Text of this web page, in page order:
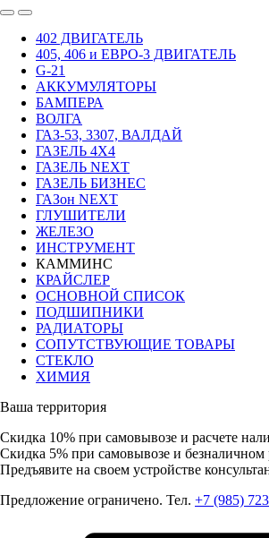
402 ДВИГАТЕЛЬ
405, 406 и ЕВРО-3 ДВИГАТЕЛЬ
G-21
АККУМУЛЯТОРЫ
БАМПЕРА
ВОЛГА
ГАЗ-53, 3307, ВАЛДАЙ
ГАЗЕЛЬ 4Х4
ГАЗЕЛЬ NEXT
ГАЗЕЛЬ БИЗНЕС
ГАЗон NEXT
ГЛУШИТЕЛИ
ЖЕЛЕЗО
ИНСТРУМЕНТ
КАММИНС
КРАЙСЛЕР
ОСНОВНОЙ СПИСОК
ПОДШИПНИКИ
РАДИАТОРЫ
СОПУТСТВУЮЩИЕ ТОВАРЫ
СТЕКЛО
ХИМИЯ
Ваша территория
Скидка 10% при самовывозе и расчете
Скидка 5% при самовывозе и безналичном
Предъявите на своем устройстве
Предложение ограничено. Тел. +7 (985)